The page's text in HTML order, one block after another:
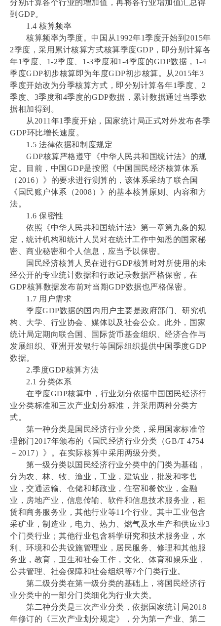
分别计算各个行业的增加值，再将各行业增加值汇总得
到GDP。
1.4 核算频率
核算频率为季度。中国从1992年1季度开始到2015年
2季度，采用累计核算方式核算季度GDP，即分别计算各
年1季度、1-2季度、1-3季度和1-4季度的GDP数据，1-4
季度GDP初步核算即为年度GDP初步核算。从2015年3
季度开始改为分季核算方式，即分别计算各年1季度、2
季度、3季度和4季度的GDP数据，累计数据通过当季数
据相加得到。
从2011年1季度开始，国家统计局正式对外发布各季
GDP环比增长速度。
1.5 法律依据和制度规定
GDP核算严格遵守《中华人民共和国统计法》的规
定。目前，中国GDP是按照《中国国民经济核算体系
（2016）》的要求进行测算的，该体系采纳了联合国
《国民账户体系（2008）》的基本核算原则、内容和方
法。
1.6 保密性
依照《中华人民共和国统计法》第一章第九条的规
定，统计机构和统计人员对在统计工作中知悉的国家秘
密、商业秘密和个人信息，应当予以保密。
国民经济核算人员在进行GDP核算时对所使用的未
经公开的专业统计数据和行政记录数据严格保密，在
GDP核算数据发布前对当期GDP数据也严格保密。
1.7 用户需求
季度GDP数据的国内用户主要是政府部门、研究机
构、大学、行业协会、媒体以及社会公众。此外，国家
统计局定期向联合国、国际货币基金组织、经济合作与
发展组织、亚洲开发银行等国际组织提供中国季度GDP
数据。
2.季度GDP核算方法
2.1 分类体系
在季度GDP核算中，行业划分依据中国国民经济行
业分类标准和三次产业划分标准，并采用两种分类方
式。
第一种分类是国民经济行业分类，采用国家标准管
理部门2017年颁布的《国民经济行业分类（GB/T 4754
－2017）》。在实际核算中采用两级分类。
第一级分类以国民经济行业分类中的门类为基础，
分为农、林、牧、渔业，工业，建筑业，批发和零售
业，交通运输、仓储和邮政业，住宿和餐饮业，金融
业，房地产业，信息传输、软件和信息技术服务业，租
赁和商务服务业，其他行业等11个行业。其中工业包含
采矿业，制造业，电力、热力、燃气及水生产和供应业3
个门类行业；其他行业包含科学研究和技术服务业，水
利、环境和公共设施管理业，居民服务、修理和其他服
务业，教育，卫生和社会工作，文化、体育和娱乐业，
公共管理、社会保障和社会组织等7个门类行业。
第二级分类在第一级分类的基础上，将国民经济行
业分类中的一部分门类细化为行业大类。
第二种分类是三次产业分类，依据国家统计局2018
年修订的《三次产业划分规定》，分为第一产业、第二